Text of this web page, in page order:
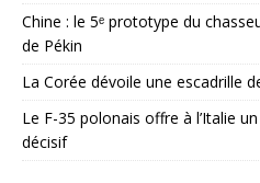
Chine : le 5ᵉ prototype du
de Pékin
La Corée dévoile une escadrille
Le F-35 polonais offre à l’Italie
décisif